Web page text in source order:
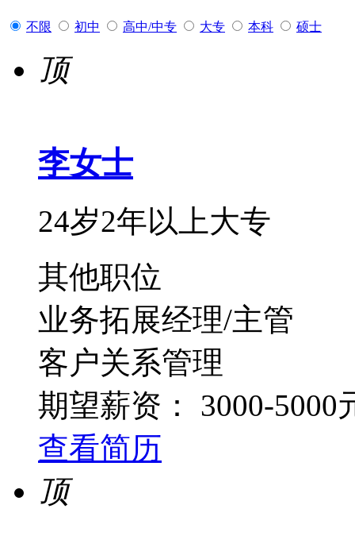
不限 初中 高中/中专 大专 本科 硕士
顶
李女士
24岁2年以上大专
其他职位
业务拓展经理/主管
客户关系管理
期望薪资： 3000-5000
查看简历
顶